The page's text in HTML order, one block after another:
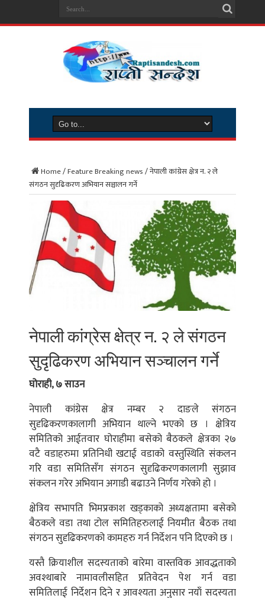
Home/Feature Breaking news/नेपाली कांग्रेस क्षेत्र न. २ ले
संगठन सुदृढिकरण अभियान सञ्चालन गर्ने
नेपाली कांग्रेस क्षेत्र न. २ ले संगठन
सुदृढिकरण अभियान सञ्चालन गर्ने
घोराही, ७ साउन
नेपाली कांग्रेस क्षेत्र नम्बर २ दाङले संगठन
सुदृढिकरणकालागी अभियान थाल्ने भएको छ । क्षेत्रिय
समितिको आईतवार घोराहीमा बसेको बैठकले क्षेत्रका २७
वटै वडाहरुमा प्रतिनिधी खटाई वडाको वस्तुस्थिति संकलन
गरि वडा समितिसँग संगठन सुदृढिकरणकालागी सुझाव
संकलन गरेर अभियान अगाडी बढाउने निर्णय गरेको हो ।
क्षेत्रिय सभापति भिमप्रकाश खड्काको अध्यक्षतामा बसेको
बैठकले वडा तथा टोल समितिहरुलाई नियमीत बैठक तथा
संगठन सुदृढिकरणको कामहरु गर्न निर्देशन पनि दिएको छ ।
यस्तै क्रियाशील सदस्यताको बारेमा वास्तविक आवद्धताको
अवश्थाबारे नामावलीसहित प्रतिवेदन पेश गर्न वडा
समितिलाई निर्देशन दिने र आवश्यता अनुसार नयाँ सदस्यता